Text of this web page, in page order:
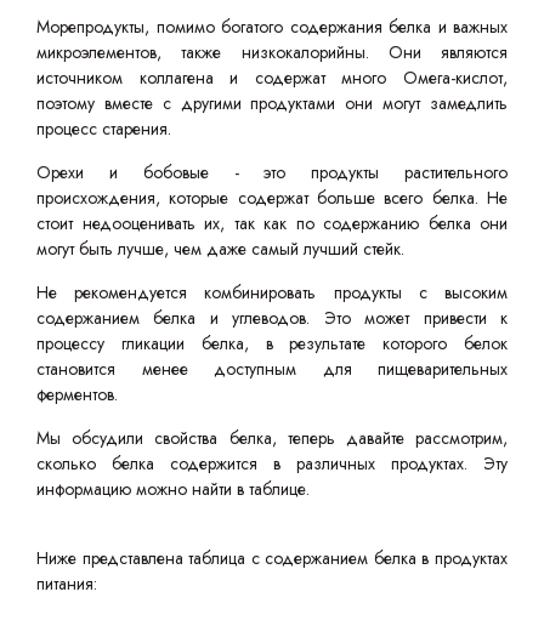
Морепродукты, помимо богатого содержания белка и важных
микроэлементов, также низкокалорийны. Они являются
источником коллагена и содержат много Омега-кислот,
поэтому вместе с другими продуктами они могут замедлить
процесс старения.
Орехи и бобовые - это продукты растительного
происхождения, которые содержат больше всего белка. Не
стоит недооценивать их, так как по содержанию белка они
могут быть лучше, чем даже самый лучший стейк.
Не рекомендуется комбинировать продукты с высоким
содержанием белка и углеводов. Это может привести к
процессу гликации белка, в результате которого белок
становится менее доступным для пищеварительных
ферментов.
Мы обсудили свойства белка, теперь давайте рассмотрим,
сколько белка содержится в различных продуктах. Эту
информацию можно найти в таблице.
Ниже представлена таблица с содержанием белка в продуктах
питания: